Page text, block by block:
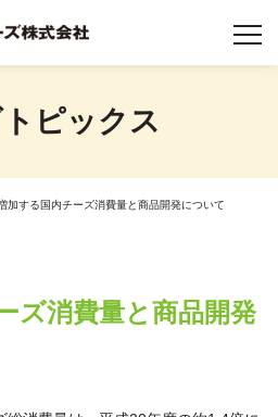
ピックス
加する国内チーズ消費量と商品開発について
ズ消費量と商品開発